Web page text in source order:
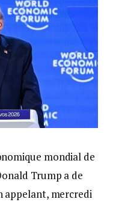
mondial de
Trump a de
appelant, mercredi